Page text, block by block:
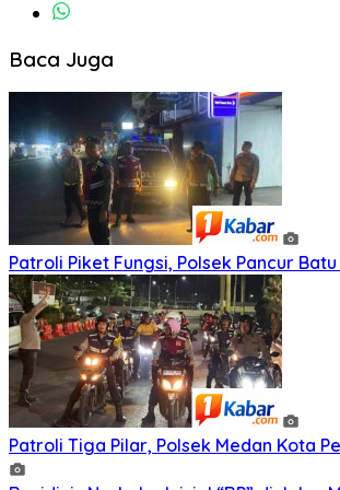
Baca Juga
Patroli Piket Fungsi, Polsek Pancur
Patroli Tiga Pilar, Polsek Medan Kota